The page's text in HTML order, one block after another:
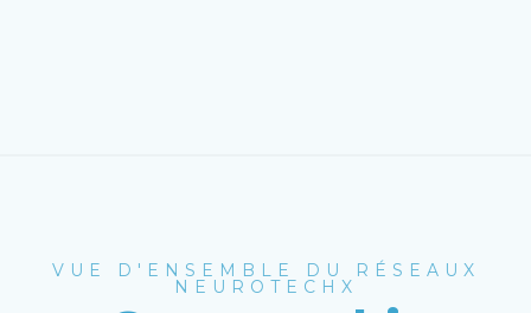
VUE D'ENSEMBLE DU RÉSEAUX
NEUROTECHX